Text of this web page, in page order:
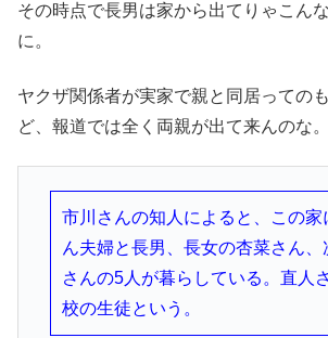
その時点で長男は家から出てりゃこん
に。
ヤクザ関係者が実家で親と同居っての
ど、報道では全く両親が出て来んのな。
市川さんの知人によると、この家
ん夫婦と長男、長女の杏菜さん、
さんの5人が暮らしている。直人
校の生徒という。